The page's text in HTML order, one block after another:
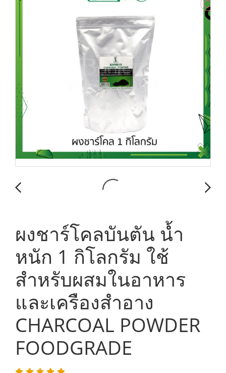
ผงชาร์โคลบันตัน น้ำ
หนัก 1 กิโลกรัม ใช้
สำหรับผสมในอาหาร
และเครืองสำอาง
CHARCOAL POWDER
FOODGRADE